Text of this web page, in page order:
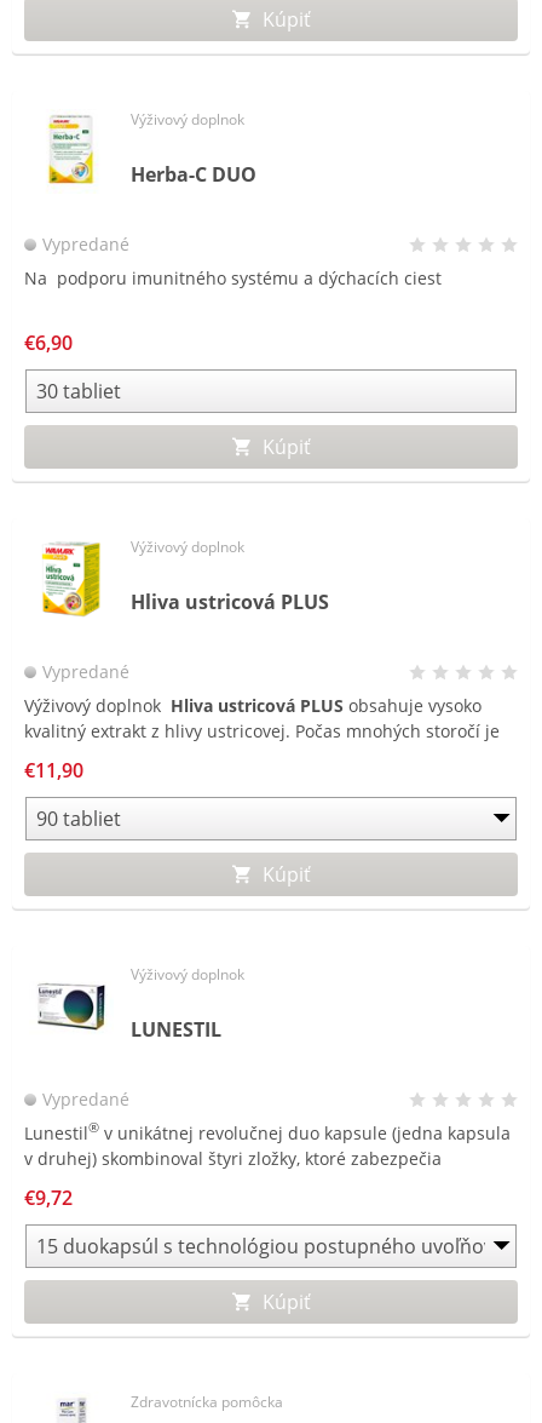
Kúpiť
Výživový doplnok
Herba-C DUO
Vypredané
Na podporu imunitného systému a dýchacích ciest
€6,90
Kúpiť
Výživový doplnok
Hliva ustricová PLUS
Vypredané
Výživový doplnok Hliva ustricová PLUS obsahuje vysoko
kvalitný extrakt z hlivy ustricovej. Počas mnohých storočí je
o extrakt z Echinacey a Rakytníka rešetliakového, ktoré
prispievajú k normálnej funkcii imunitného systému.
€11,90
Kúpiť
Výživový doplnok
LUNESTIL
Vypredané
Lunestil® v unikátnej revolučnej duo kapsule (jedna kapsula
v druhej) skombinoval štyri zložky, ktoré zabezpečia
návykový a po prebudení nespôsobuje ospalosť.
€9,72
Kúpiť
Zdravotnícka pomôcka